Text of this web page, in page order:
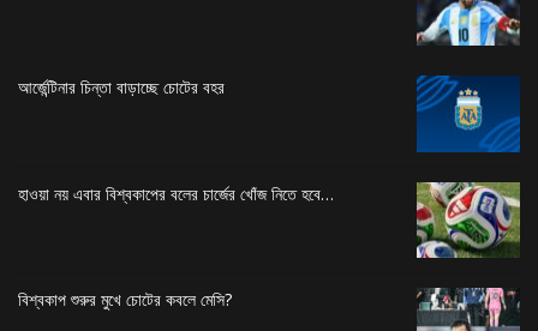
আর্জেন্টিনার চিন্তা বাড়াচ্ছে চোটের বহর
হাওয়া নয় এবার বিশ্বকাপের বলের চার্জের খোঁজ নিতে হবে…
বিশ্বকাপ শুরুর মুখে চোটের কবলে মেসি?